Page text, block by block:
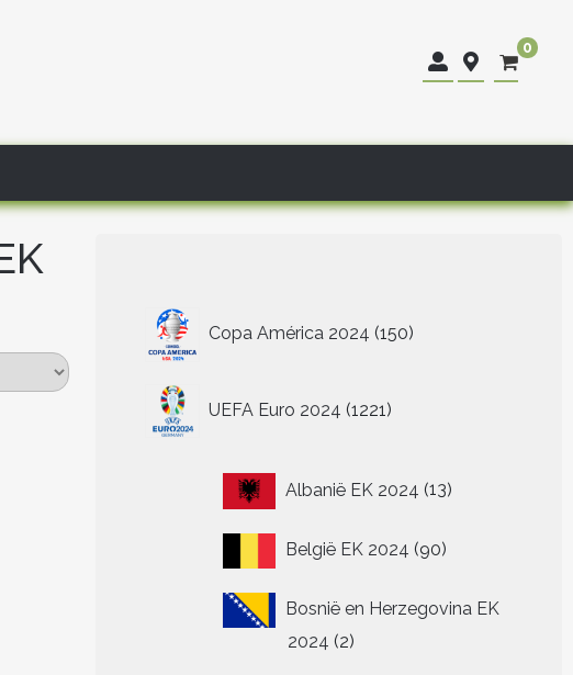
0
Copa América 2024 150
producten
UEFA Euro 2024 1221
producten
Albanië EK 2024 1313
België EK 2024 9090
Bosnië en Herzegovina EK
2024 22